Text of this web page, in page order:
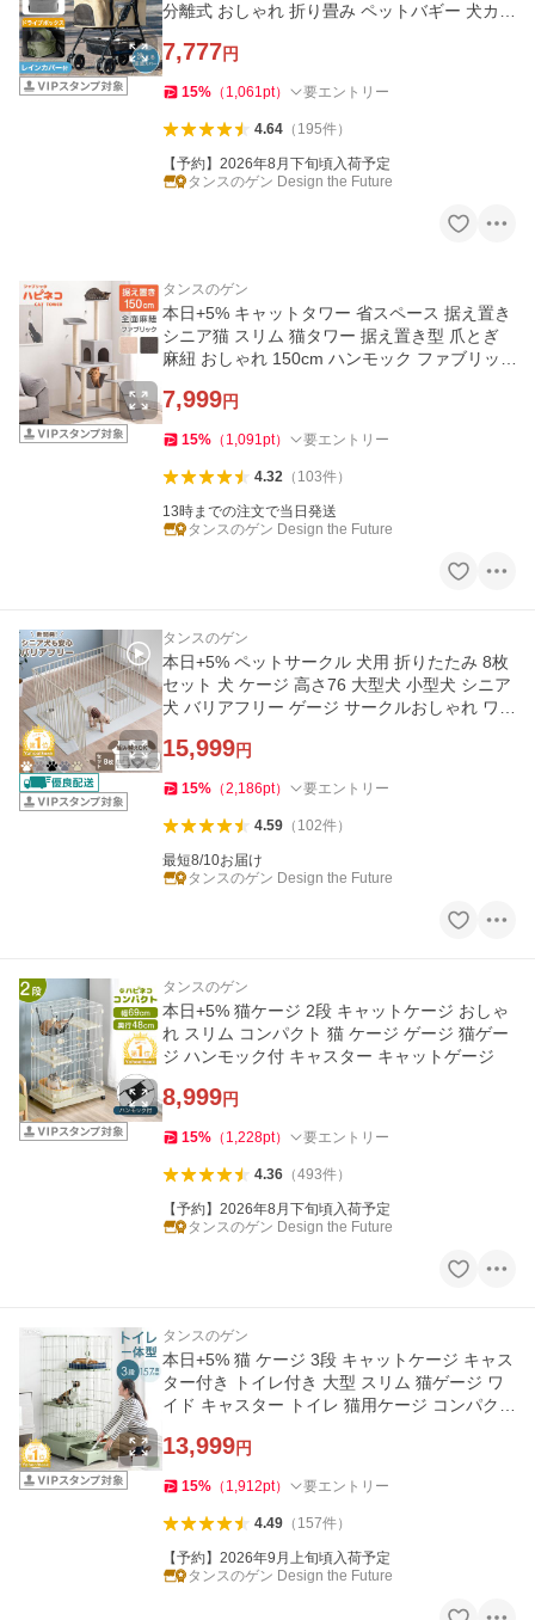
分離式 おしゃれ 折り畳み ペットバギー 犬カー
7,777円
15% （ 1,061pt） 要エントリー
4.64（ 195件）
【予約】2026年8月下旬頃入荷予定
タンスのゲン Design the Future
タンスのゲン
本日+5% キャットタワー 省スペース 据え置き
シニア猫 スリム 猫タワー 据え置き型 爪とぎ
麻紐 おしゃれ 150cm ハンモック ファブリッ
7,999円
15% （ 1,091pt） 要エントリー
4.32（ 103件）
13時までの注文で当日発送
タンスのゲン Design the Future
タンスのゲン
本日+5% ペットサークル 犬用 折りたたみ 8枚
セット 犬 ケージ 高さ76 大型犬 小型犬 シニア
犬 バリアフリー ゲージ サークルおしゃれ ワイ
15,999円
15% （2,186pt） 要エントリー
4.59（ 102件）
最短8/10お届け
タンスのゲン Design the Future
タンスのゲン
本日+5% 猫ケージ 2段 キャットケージ おしゃ
れ スリム コンパクト 猫 ケージ ゲージ 猫ゲー
ジ ハンモック付 キャスター キャットゲージ
8,999円
15% （ 1,228pt） 要エントリー
4.36（493件）
【予約】2026年8月下旬頃入荷予定
タンスのゲン Design the Future
タンスのゲン
本日+5% 猫 ケージ 3段 キャットケージ キャス
ター付き トイレ付き 大型 スリム 猫ゲージ ワ
イド キャスター トイレ 猫用ケージ コンパクト
13,999円
15% （ 1,912pt） 要エントリー
4.49（ 157件）
【予約】2026年9月上旬頃入荷予定
タンスのゲン Design the Future